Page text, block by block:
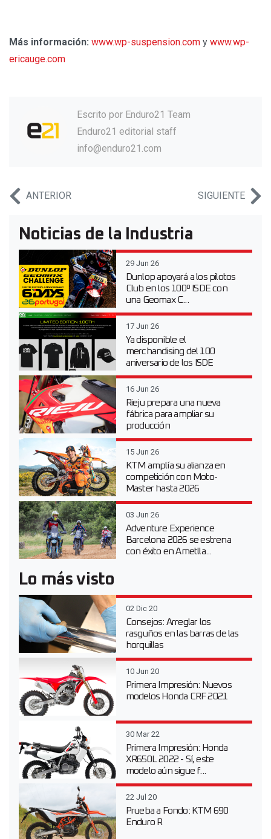
Más información: www.wp-suspension.com y www.wp-
ericauge.com
Escrito por Enduro21 Team
Enduro21 editorial staff
info@enduro21.com
ANTERIOR SIGUIENTE
Noticias de la Industria
29 Jun 26
Dunlop apoyará a los pilotos
Club en los 100º ISDE con
una Geomax C...
17 Jun 26
Ya disponible el
merchandising del 100
aniversario de los ISDE
16 Jun 26
Rieju prepara una nueva
fábrica para ampliar su
producción
15 Jun 26
KTM amplía su alianza en
competición con Moto-
Master hasta 2026
03 Jun 26
Adventure Experience
Barcelona 2026 se estrena
con éxito en Ametlla...
Lo más visto
02 Dic 20
Consejos: Arreglar los
rasguños en las barras de las
horquillas
10 Jun 20
Primera Impresión: Nuevos
modelos Honda CRF 2021
30 Mar 22
Primera Impresión: Honda
XR650L 2022 - Sí, este
modelo aún sigue f...
22 Jul 20
Prueba a Fondo: KTM 690
Enduro R